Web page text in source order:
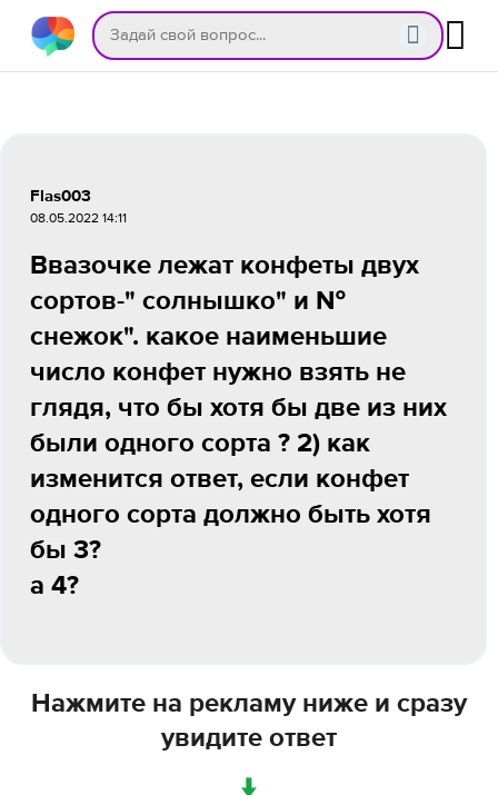
Flas003
08.05.2022 14:11
Ввазочке лежат конфеты двух
сортов-" солнышко" и №
снежок". какое наименьшие
число конфет нужно взять не
глядя, что бы хотя бы две из них
были одного сорта ? 2) как
изменится ответ, если конфет
одного сорта должно быть хотя
бы 3?
а 4?
Нажмите на рекламу ниже и сразу
увидите ответ
↓